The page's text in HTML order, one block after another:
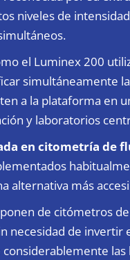
niveles de
el Luminex 200
simultáneamente
a la plataforma en
y laboratorios
en citometría de
alternativa más
de citómetros
necesidad de invertir